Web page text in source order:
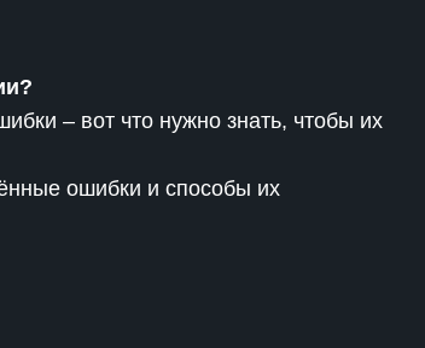
– вот что нужно знать, чтобы их
ошибки и способы их